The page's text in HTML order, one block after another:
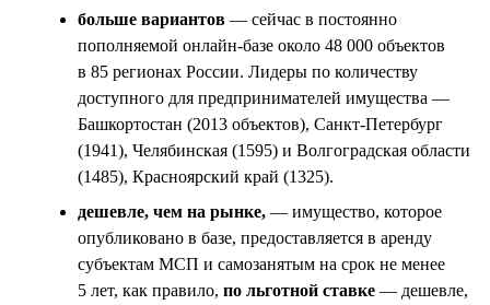
больше вариантов — сейчас в постоянно
пополняемой онлайн-базе около 48 000 объектов
в 85 регионах России. Лидеры по количеству
доступного для предпринимателей имущества —
Башкортостан (2013 объектов), Санкт-Петербург
(1941), Челябинская (1595) и Волгоградская области
(1485), Красноярский край (1325).
дешевле, чем на рынке, — имущество, которое
опубликовано в базе, предоставляется в аренду
субъектам МСП и самозанятым на срок не менее
5 лет, как правило, по льготной ставке — дешевле,